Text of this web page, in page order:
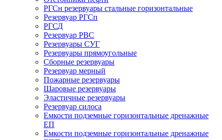
РГСн резервуары стальные горизонтальные
Резервуар РГСп
РГСД
Резервуар РВС
Резервуары СУГ
Резервуары прямоугольные
Сборные резервуары
Резервуар мерный
Пожарные резервуары
Шаровые резервуары
Эластичные резервуары
Резервуар силоса
Емкости подземные горизонтальные дренажные
ЕП
Емкости подземные горизонтальные дренажные